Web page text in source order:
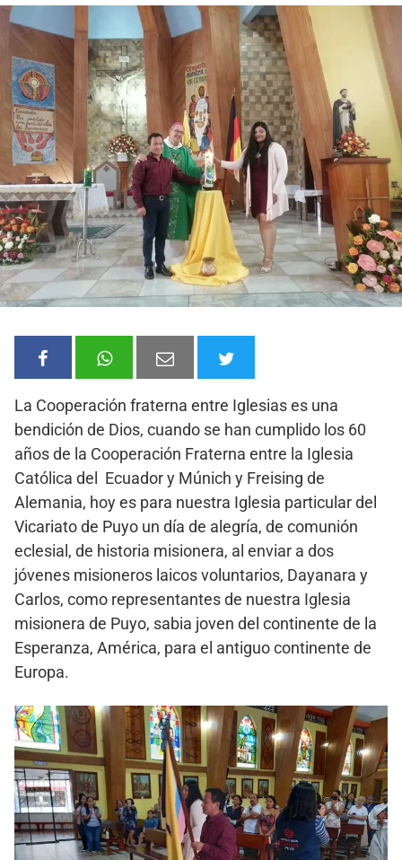
La Cooperación fraterna entre Iglesias es una
bendición de Dios, cuando se han cumplido los 60
años de la Cooperación Fraterna entre la Iglesia
Católica del Ecuador y Múnich y Freising de
Alemania, hoy es para nuestra Iglesia particular del
Vicariato de Puyo un día de alegría, de comunión
eclesial, de historia misionera, al enviar a dos
jóvenes misioneros laicos voluntarios, Dayanara y
Carlos, como representantes de nuestra Iglesia
misionera de Puyo, sabia joven del continente de la
Esperanza, América, para el antiguo continente de
Europa.